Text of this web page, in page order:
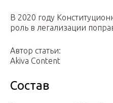
В 2020 году
роль в легализации
Автор статьи:
Akiva Content
Состав